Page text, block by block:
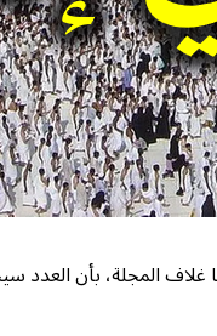
غلاف المجلة، بأن